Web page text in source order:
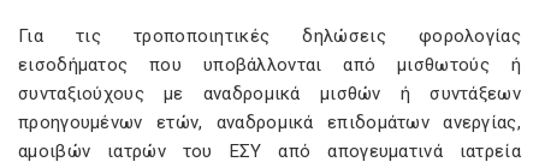
Για τις τροποποιητικές δηλώσεις φορολογίας
εισοδήματος που υποβάλλονται από μισθωτούς ή
συνταξιούχους με αναδρομικά μισθών ή συντάξεων
προηγουμένων ετών, αναδρομικά επιδομάτων ανεργίας,
αμοιβών ιατρών του ΕΣΥ από απογευματινά ιατρεία